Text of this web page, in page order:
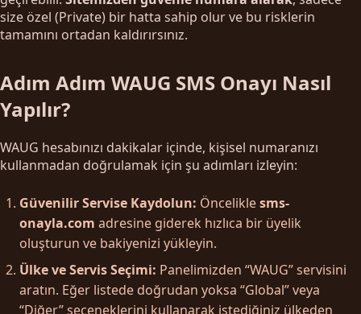
size özel (Private) bir hatta sahip olur ve bu risklerin
tamamını ortadan kaldırırsınız.
Adım Adım WAUG SMS Onayı Nasıl
Yapılır?
WAUG hesabınızı dakikalar içinde, kişisel numaranızı
kullanmadan doğrulamak için şu adımları izleyin:
Güvenilir Servise Kaydolun: Önceliklesms-
onayla.com adresine giderek hızlıca bir üyelik
oluşturun ve bakiyenizi yükleyin.
Ülke ve Servis Seçimi: Panelimizden “WAUG” servisini
aratın. Eğer listede doğrudan yoksa “Global” veya
“Diğer” seçeneklerini kullanarak istediğiniz ülkeden